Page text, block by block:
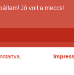
Jó volt a meccs!